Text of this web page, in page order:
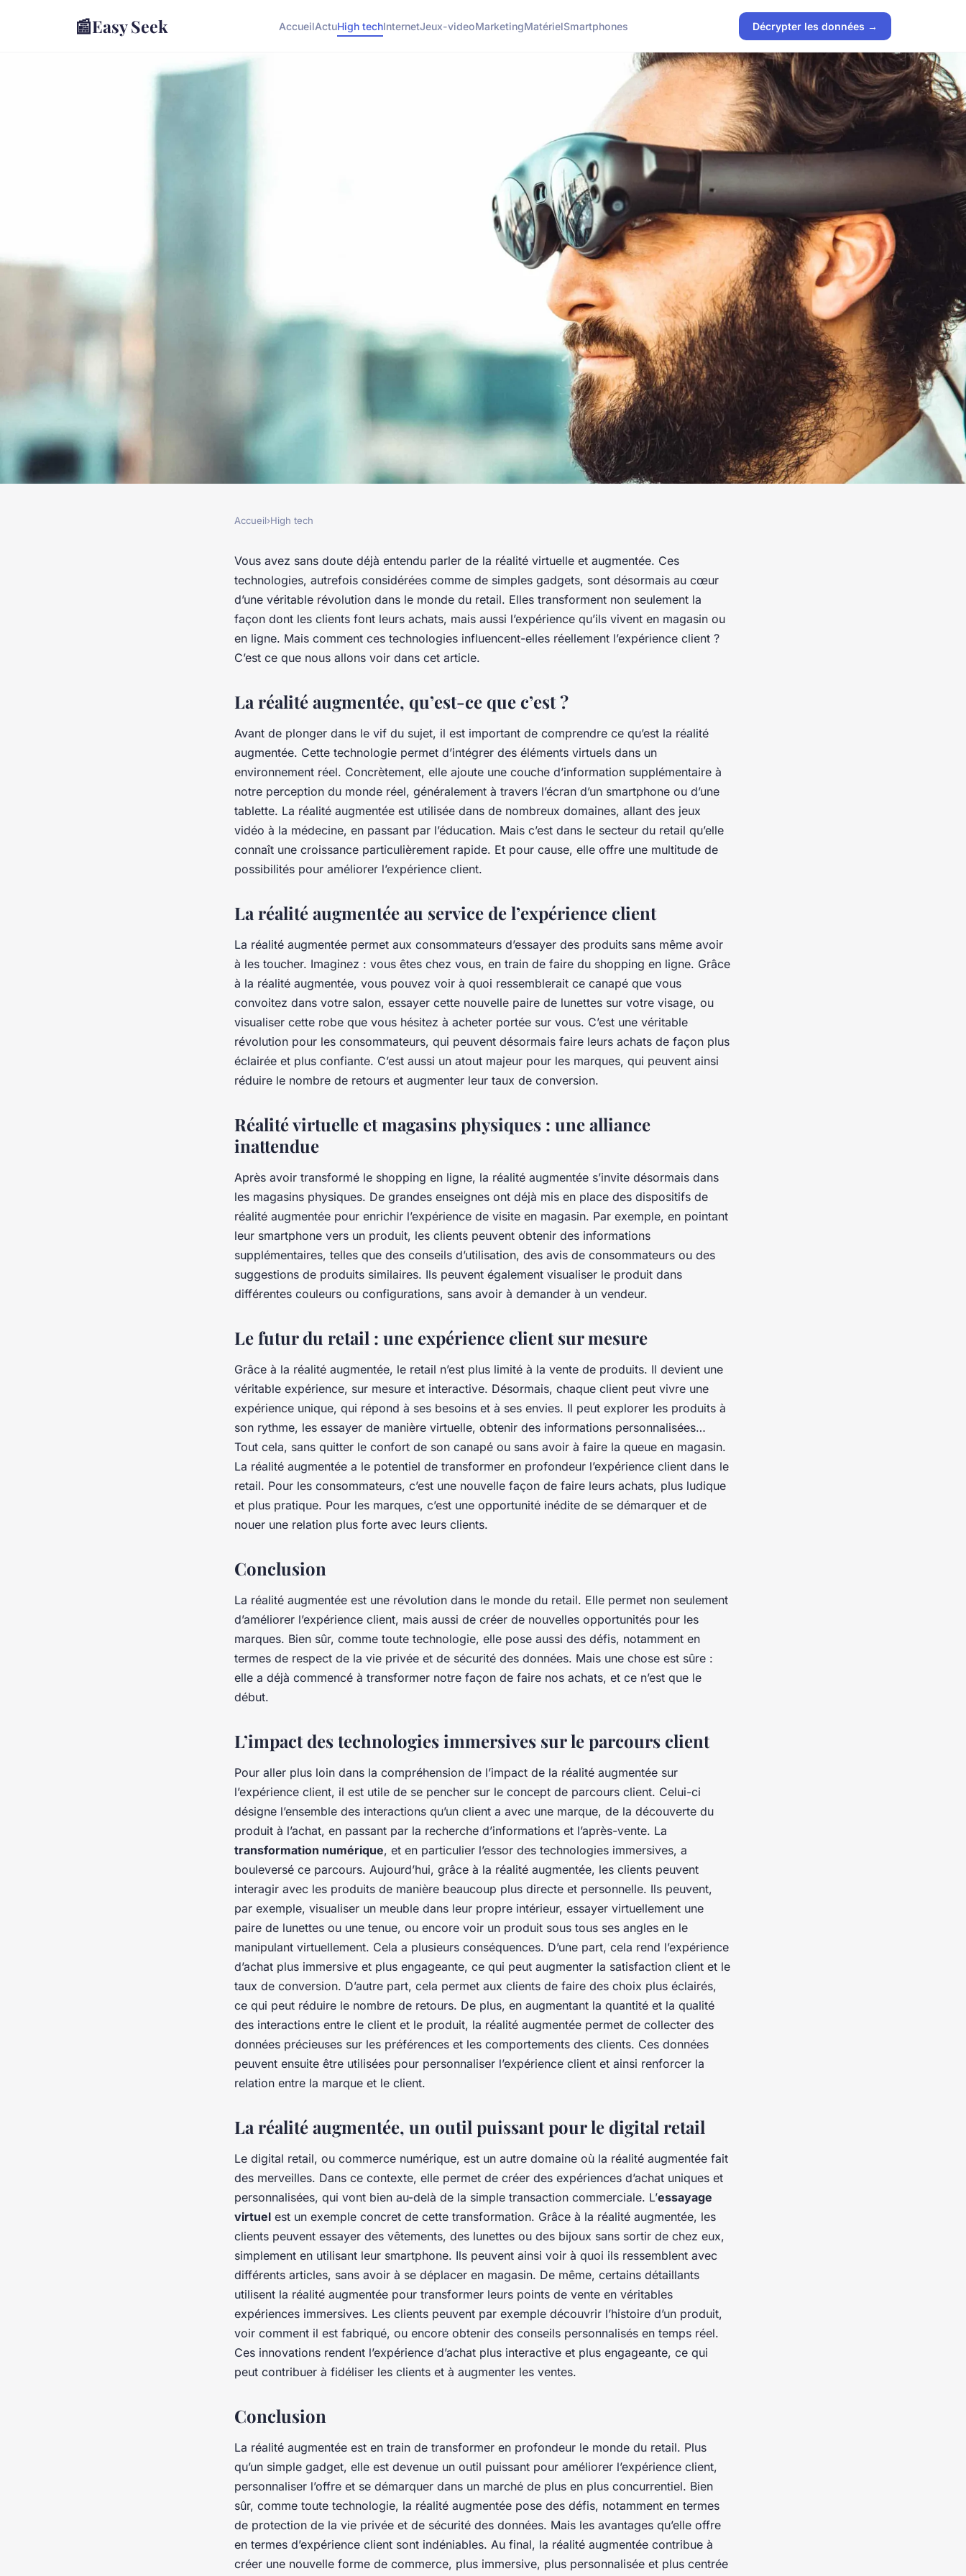
📰Easy Seek AccueilActuHigh techInternetJeux-videoMarketingMatérielSmartphones Décrypter les données →
Comment la technologie de réalité
augmentée améliore-t-elle
l'expérience client dans le retail ?
Accueil›High tech
Vous avez sans doute déjà entendu parler de la réalité virtuelle et augmentée. Ces
technologies, autrefois considérées comme de simples gadgets, sont désormais au cœur
d’une véritable révolution dans le monde du retail. Elles transforment non seulement la
façon dont les clients font leurs achats, mais aussi l’expérience qu’ils vivent en magasin ou
en ligne. Mais comment ces technologies influencent-elles réellement l’expérience client ?
C’est ce que nous allons voir dans cet article.
La réalité augmentée, qu’est-ce que c’est ?
Avant de plonger dans le vif du sujet, il est important de comprendre ce qu’est la réalité
augmentée. Cette technologie permet d’intégrer des éléments virtuels dans un
environnement réel. Concrètement, elle ajoute une couche d’information supplémentaire à
notre perception du monde réel, généralement à travers l’écran d’un smartphone ou d’une
tablette. La réalité augmentée est utilisée dans de nombreux domaines, allant des jeux
vidéo à la médecine, en passant par l’éducation. Mais c’est dans le secteur du retail qu’elle
connaît une croissance particulièrement rapide. Et pour cause, elle offre une multitude de
possibilités pour améliorer l’expérience client.
La réalité augmentée au service de l’expérience client
La réalité augmentée permet aux consommateurs d’essayer des produits sans même avoir
à les toucher. Imaginez : vous êtes chez vous, en train de faire du shopping en ligne. Grâce
à la réalité augmentée, vous pouvez voir à quoi ressemblerait ce canapé que vous
convoitez dans votre salon, essayer cette nouvelle paire de lunettes sur votre visage, ou
visualiser cette robe que vous hésitez à acheter portée sur vous. C’est une véritable
révolution pour les consommateurs, qui peuvent désormais faire leurs achats de façon plus
éclairée et plus confiante. C’est aussi un atout majeur pour les marques, qui peuvent ainsi
réduire le nombre de retours et augmenter leur taux de conversion.
Réalité virtuelle et magasins physiques : une alliance
inattendue
Après avoir transformé le shopping en ligne, la réalité augmentée s’invite désormais dans
les magasins physiques. De grandes enseignes ont déjà mis en place des dispositifs de
réalité augmentée pour enrichir l’expérience de visite en magasin. Par exemple, en pointant
leur smartphone vers un produit, les clients peuvent obtenir des informations
supplémentaires, telles que des conseils d’utilisation, des avis de consommateurs ou des
suggestions de produits similaires. Ils peuvent également visualiser le produit dans
différentes couleurs ou configurations, sans avoir à demander à un vendeur.
Le futur du retail : une expérience client sur mesure
Grâce à la réalité augmentée, le retail n’est plus limité à la vente de produits. Il devient une
véritable expérience, sur mesure et interactive. Désormais, chaque client peut vivre une
expérience unique, qui répond à ses besoins et à ses envies. Il peut explorer les produits à
son rythme, les essayer de manière virtuelle, obtenir des informations personnalisées…
Tout cela, sans quitter le confort de son canapé ou sans avoir à faire la queue en magasin.
La réalité augmentée a le potentiel de transformer en profondeur l’expérience client dans le
retail. Pour les consommateurs, c’est une nouvelle façon de faire leurs achats, plus ludique
et plus pratique. Pour les marques, c’est une opportunité inédite de se démarquer et de
nouer une relation plus forte avec leurs clients.
Conclusion
La réalité augmentée est une révolution dans le monde du retail. Elle permet non seulement
d’améliorer l’expérience client, mais aussi de créer de nouvelles opportunités pour les
marques. Bien sûr, comme toute technologie, elle pose aussi des défis, notamment en
termes de respect de la vie privée et de sécurité des données. Mais une chose est sûre :
elle a déjà commencé à transformer notre façon de faire nos achats, et ce n’est que le
début.
L’impact des technologies immersives sur le parcours client
Pour aller plus loin dans la compréhension de l’impact de la réalité augmentée sur
l’expérience client, il est utile de se pencher sur le concept de parcours client. Celui-ci
désigne l’ensemble des interactions qu’un client a avec une marque, de la découverte du
produit à l’achat, en passant par la recherche d’informations et l’après-vente. La
transformation numérique, et en particulier l’essor des technologies immersives, a
bouleversé ce parcours. Aujourd’hui, grâce à la réalité augmentée, les clients peuvent
interagir avec les produits de manière beaucoup plus directe et personnelle. Ils peuvent,
par exemple, visualiser un meuble dans leur propre intérieur, essayer virtuellement une
paire de lunettes ou une tenue, ou encore voir un produit sous tous ses angles en le
manipulant virtuellement. Cela a plusieurs conséquences. D’une part, cela rend l’expérience
d’achat plus immersive et plus engageante, ce qui peut augmenter la satisfaction client et le
taux de conversion. D’autre part, cela permet aux clients de faire des choix plus éclairés,
ce qui peut réduire le nombre de retours. De plus, en augmentant la quantité et la qualité
des interactions entre le client et le produit, la réalité augmentée permet de collecter des
données précieuses sur les préférences et les comportements des clients. Ces données
peuvent ensuite être utilisées pour personnaliser l’expérience client et ainsi renforcer la
relation entre la marque et le client.
La réalité augmentée, un outil puissant pour le digital retail
Le digital retail, ou commerce numérique, est un autre domaine où la réalité augmentée fait
des merveilles. Dans ce contexte, elle permet de créer des expériences d’achat uniques et
personnalisées, qui vont bien au-delà de la simple transaction commerciale. L’essayage
virtuel est un exemple concret de cette transformation. Grâce à la réalité augmentée, les
clients peuvent essayer des vêtements, des lunettes ou des bijoux sans sortir de chez eux,
simplement en utilisant leur smartphone. Ils peuvent ainsi voir à quoi ils ressemblent avec
différents articles, sans avoir à se déplacer en magasin. De même, certains détaillants
utilisent la réalité augmentée pour transformer leurs points de vente en véritables
expériences immersives. Les clients peuvent par exemple découvrir l’histoire d’un produit,
voir comment il est fabriqué, ou encore obtenir des conseils personnalisés en temps réel.
Ces innovations rendent l’expérience d’achat plus interactive et plus engageante, ce qui
peut contribuer à fidéliser les clients et à augmenter les ventes.
Conclusion
La réalité augmentée est en train de transformer en profondeur le monde du retail. Plus
qu’un simple gadget, elle est devenue un outil puissant pour améliorer l’expérience client,
personnaliser l’offre et se démarquer dans un marché de plus en plus concurrentiel. Bien
sûr, comme toute technologie, la réalité augmentée pose des défis, notamment en termes
de protection de la vie privée et de sécurité des données. Mais les avantages qu’elle offre
en termes d’expérience client sont indéniables. Au final, la réalité augmentée contribue à
créer une nouvelle forme de commerce, plus immersive, plus personnalisée et plus centrée